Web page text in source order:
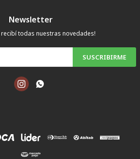
Newsletter
recibí todas nuestras novedades!
SUSCRIBIRME
 